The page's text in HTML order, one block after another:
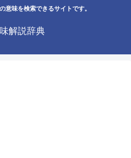
意味を検索できるサイトです。
解説辞典